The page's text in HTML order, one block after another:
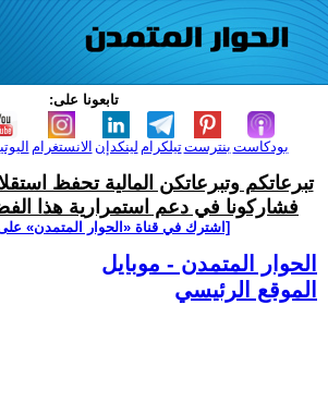
تابعونا على:
الانستغرام لينكدإن تيلكرامبنترست بودكاست
تبرعاتكم وتبرعاتكن المالية تحفظ
فشاركونا في دعم استمرارية هذا
[اشترك في قناة ‫«الحوار المتمدن»
الحوار المتمدن - موبايل
الموقع الرئيسي